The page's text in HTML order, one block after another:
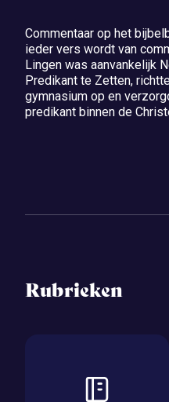
Commentaar op het
ieder vers wordt van
Lingen was aanvankelijk
Predikant te Zetten,
gymnasium op en
predikant binnen de
Rubrieken